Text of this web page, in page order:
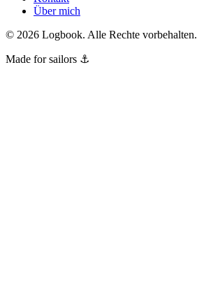
Über mich
© 2026 Logbook. Alle Rechte vorbehalten.
Made for sailors ⚓